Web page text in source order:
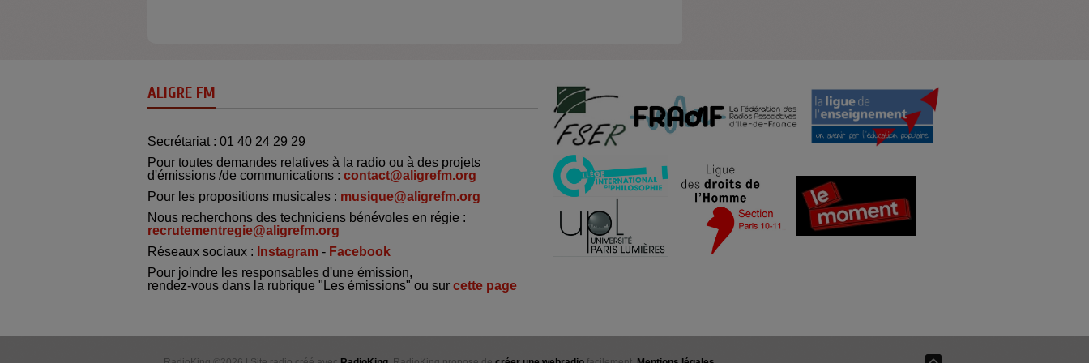
ALIGRE FM
Secrétariat : 01 40 24 29 29
Pour toutes demandes relatives à la radio ou à des projets
d'émissions /de communications : contact@aligrefm.org
Pour les propositions musicales : musique@aligrefm.org
Nous recherchons des techniciens bénévoles en régie :
recrutementregie@aligrefm.org
Réseaux sociaux : Instagram - Facebook
Pour joindre les responsables d'une émission,
rendez-vous dans la rubrique "Les émissions" ou sur cette page